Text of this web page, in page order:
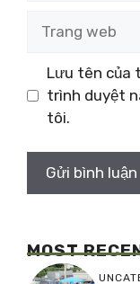
web
Lưu tên của
trình duyệt
tôi.
MOST